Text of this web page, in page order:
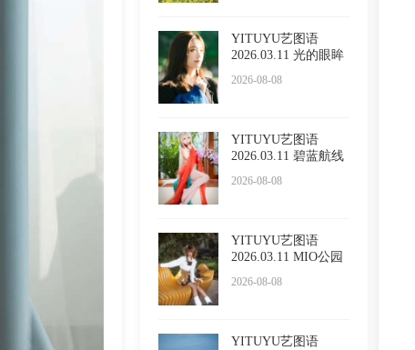
YITUYU艺图语
2026.03.11 光的眼眸
2026-08-08
YITUYU艺图语
2026.03.11 碧蓝航线
2026-08-08
YITUYU艺图语
2026.03.11 MIO公园
2026-08-08
YITUYU艺图语